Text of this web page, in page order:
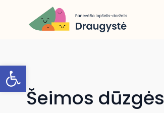
Open toolbar
Šeimos dūzgės